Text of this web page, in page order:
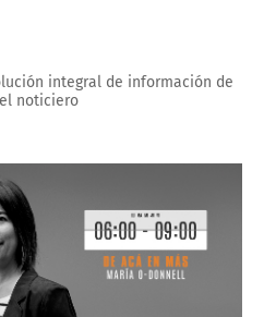
integral de información de
noticiero